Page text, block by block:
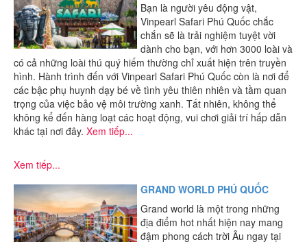
Bạn là người yêu động vật,
Vinpearl Safari Phú Quốc chắc
chắn sẽ là trải nghiệm tuyệt vời
dành cho bạn, với hơn 3000 loài và
có cả những loài thú quý hiếm thường chỉ xuất hiện trên truyền
hình. Hành trình đến với Vinpearl Safari Phú Quốc còn là nơi để
các bậc phụ huynh dạy bé về tình yêu thiên nhiên và tầm quan
trọng của việc bảo vệ môi trường xanh. Tất nhiên, không thể
không kể đến hàng loạt các hoạt động, vui chơi giải trí hấp dẫn
khác tại nơi đây. Xem tiếp...
Xem tiếp...
GRAND WORLD PHÚ QUỐC
Grand world là một trong những
địa điểm hot nhất hiện nay mang
đậm phong cách trời Âu ngay tại